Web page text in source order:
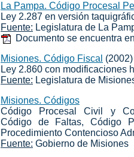
La Pampa. Código Procesal
Ley 2.287 en versión
Fuente: Legislatura de La
Documento se encuentra
Misiones. Código Fiscal (2002)
Ley 2.860 con modificaciones
Fuente: Legislatura de
Misiones. Códigos
Código Procesal Civil y
Código de Faltas, Código
Procedimiento Contencioso
Fuente: Gobierno de Misiones